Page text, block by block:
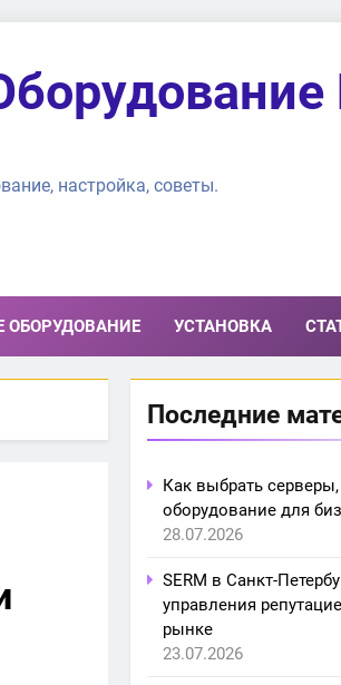
настройка, советы.
ОБОРУДОВАНИЕ УСТАНОВКА
Последние
Как выбрать
оборудование для
28.07.2026
SERM в Санкт-
управления
рынке
23.07.2026